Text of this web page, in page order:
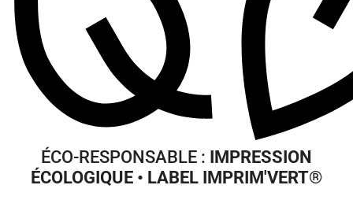
ÉCO-RESPONSABLE : IMPRESSION
ÉCOLOGIQUE • LABEL IMPRIM'VERT®